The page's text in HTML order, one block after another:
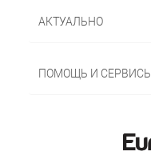
АКТУАЛЬНО
ПОМОЩЬ И СЕРВИСЫ